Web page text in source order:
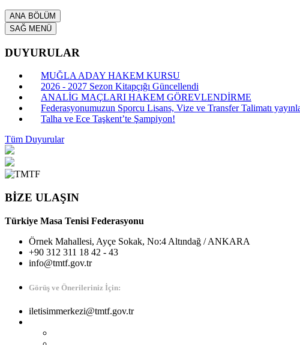
ANA BÖLÜM
SAĞ MENÜ
DUYURULAR
MUĞLA ADAY HAKEM KURSU
2026 - 2027 Sezon Kitapçığı Güncellendi
ANALİG MAÇLARI HAKEM GÖREVLENDİRME
Federasyonumuzun Sporcu Lisans, Vize ve Transfer Talimatı
Talha ve Ece Taşkent’te Şampiyon!
Tüm Duyurular
BİZE ULAŞIN
Türkiye Masa Tenisi Federasyonu
Örnek Mahallesi, Ayçe Sokak, No:4 Altındağ / ANKARA
+90 312 311 18 42 - 43
info@tmtf.gov.tr
Görüş ve Önerileriniz İçin:
iletisimmerkezi@tmtf.gov.tr